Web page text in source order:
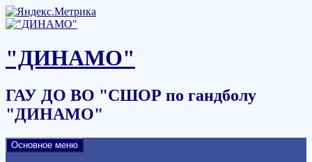
Наверх
"ДИНАМО"
ГАУ ДО ВО "СШОР по гандболу
"ДИНАМО"
Основное меню